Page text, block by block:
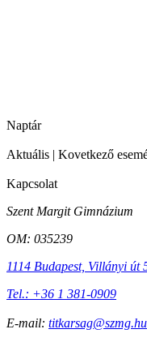
Naptár
Aktuális | Kovetkező
Kapcsolat
Szent Margit Gimnázium
OM: 035239
1114 Budapest, Villányi út
Tel.: +36 1 381-0909
E-mail: titkarsag@szmg.hu